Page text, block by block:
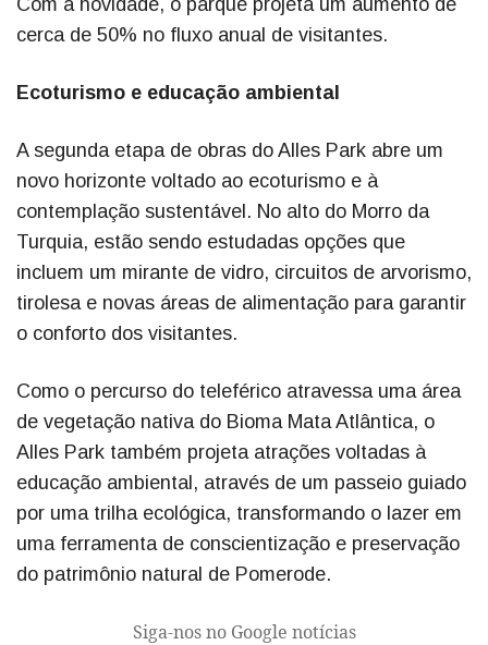
cerca de 50% no fluxo anual de visitantes.
Ecoturismo e educação ambiental
A segunda etapa de obras do Alles Park abre um
novo horizonte voltado ao ecoturismo e à
contemplação sustentável. No alto do Morro da
Turquia, estão sendo estudadas opções que
incluem um mirante de vidro, circuitos de arvorismo,
tirolesa e novas áreas de alimentação para garantir
o conforto dos visitantes.
Como o percurso do teleférico atravessa uma área
de vegetação nativa do Bioma Mata Atlântica, o
Alles Park também projeta atrações voltadas à
educação ambiental, através de um passeio guiado
por uma trilha ecológica, transformando o lazer em
uma ferramenta de conscientização e preservação
do patrimônio natural de Pomerode.
Siga-nos no Google notícias